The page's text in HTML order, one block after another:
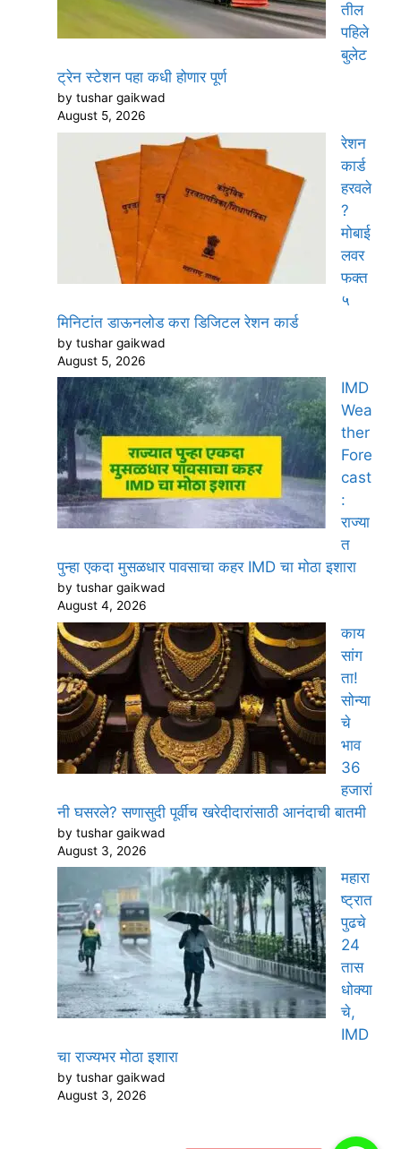
तील
पहिले
बुलेट
ट्रेन स्टेशन पहा कधी होणार पूर्ण
by tushar gaikwad
August 5, 2026
रेशन
कार्ड
हरवले
?
मोबाई
लवर
फक्त
५
मिनिटांत डाऊनलोड करा डिजिटल रेशन कार्ड
by tushar gaikwad
August 5, 2026
IMD
Wea
ther
Fore
cast
:
राज्या
त
पुन्हा एकदा मुसळधार पावसाचा कहर IMD चा मोठा इशारा
by tushar gaikwad
August 4, 2026
काय
सांग
ता!
सोन्या
चे
भाव
36
हजारां
नी घसरले? सणासुदी पूर्वीच खरेदीदारांसाठी आनंदाची बातमी
by tushar gaikwad
August 3, 2026
महारा
ष्ट्रात
पुढचे
24
तास
धोक्या
चे,
IMD
चा राज्यभर मोठा इशारा
by tushar gaikwad
August 3, 2026